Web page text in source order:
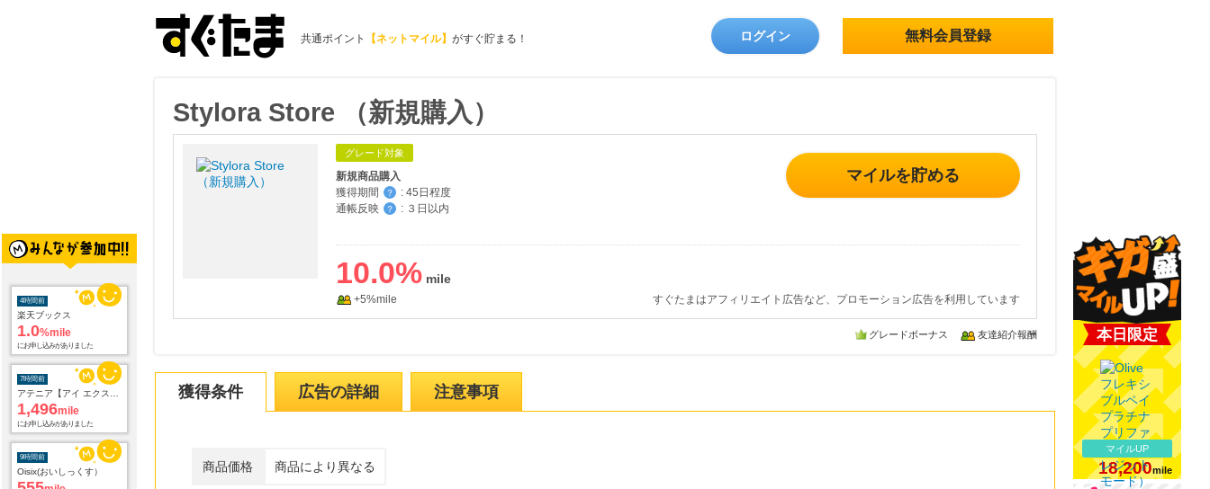
共通ポイント 【ネットマイル】 がすぐ貯まる！ ログイン 無料会員登録
4時間前
1.0
にお申し込みがありました
7時間前
アテニア【アイ エクストラ セラム セット】
1,496 mile
にお申し込みがありました
9時間前
Oisix(おいしっくす）
555
にお申し込みがありました
Stylora Store （新規購入）
グレード対象
新規商品購入
獲得期間
？ : 45日程度
通帳反映
？ : ３日以内
マイルを貯める
10.0%
+5%mile すぐたまはアフィリエイト広告など、プロモーション広告を利用しています
グレードボーナス 友達紹介報酬
獲得条件 広告の詳細 注意事項
商品価格 商品により異なる
本日限定
マイルUP
18,200mile